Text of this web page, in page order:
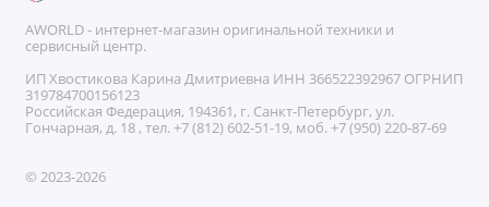
сбалансированный профессиональный
инструмент с расширенным хранилищем,
передовыми возможностями ИИ, премиальным
AWORLD - интернет-магазин оригинальной техники и
сервисный центр.
ИП Хвостикова Карина Дмитриевна ИНН 366522392967 ОГРНИП
319784700156123
Российская Федерация, 194361, г. Санкт-Петербург, ул.
Гончарная, д. 18 , тел. +7 (812) 602-51-19, моб. +7 (950) 220-87-69
© 2023-2026